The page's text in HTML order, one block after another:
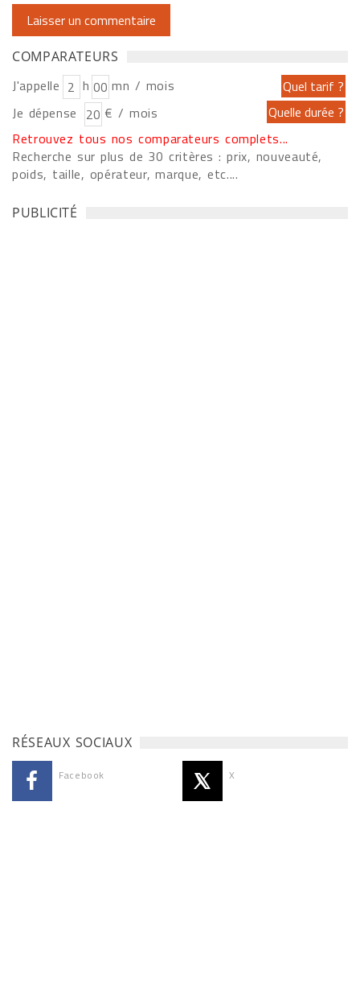
COMPARATEURS
J'appelle h
mn / mois
Je dépense
€ / mois
Retrouvez tous nos comparateurs complets...
Recherche sur plus de 30 critères : prix, nouveauté,
poids, taille, opérateur, marque, etc....
PUBLICITÉ
RÉSEAUX SOCIAUX
Facebook X